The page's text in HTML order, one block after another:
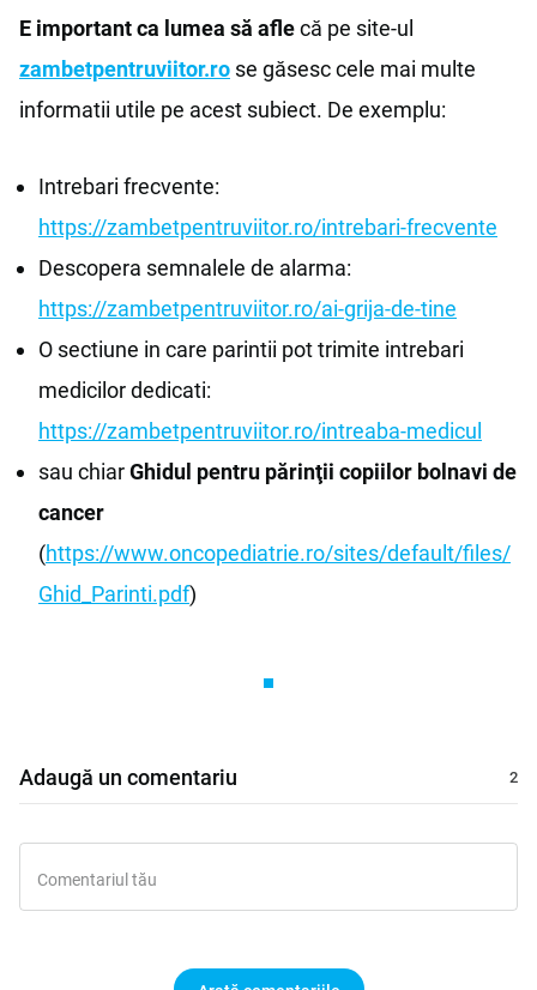
E important ca lumea să aflecă pe site-ul
zambetpentruviitor.ro se găsesc cele mai multe
informatii utile pe acest subiect. De exemplu:
Intrebari frecvente:
https://zambetpentruviitor.ro/intrebari-frecvente
Descopera semnalele de alarma:
https://zambetpentruviitor.ro/ai-grija-de-tine
O sectiune in care parintii pot trimite intrebari
medicilor dedicati:
https://zambetpentruviitor.ro/intreaba-medicul
sau chiarGhidul pentru părinţii copiilor bolnavi de
cancer
(https://www.oncopediatrie.ro/sites/default/files/
Ghid_Parinti.pdf)
Adaugă un comentariu